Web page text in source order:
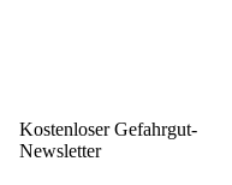
Kostenloser Gefahrgut-
Newsletter